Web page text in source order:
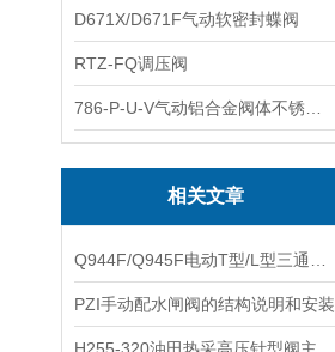
D671X/D671F气动软密封蝶阀
RTZ-FQ调压阀
相关文章
PZI手动配水闸阀的结构说明和安装